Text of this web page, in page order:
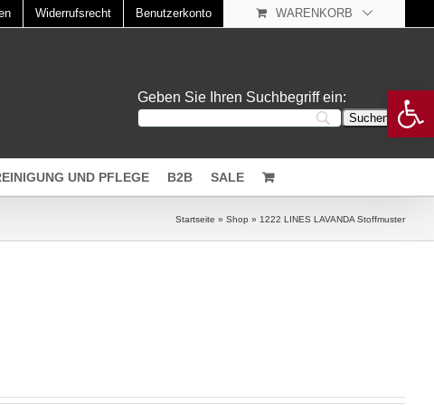
Widerrufsrecht Benutzerkonto WARENKORB
Geben Sie Ihren Suchbegriff ein:
UND PFLEGE B2B SALE
Startseite » Shop » 1222 LINES LAVANDA Stoffmuster